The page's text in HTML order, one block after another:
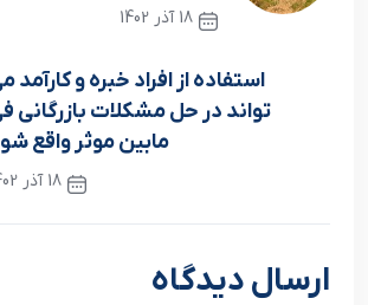
18 آذر 1402
استفاده از افراد خبره و کارآمد
تواند در حل مشکلات بازرگانی
مابین موثر واقع
18 آذر 1402
نوشته بعدی
ارسال دیدگاه